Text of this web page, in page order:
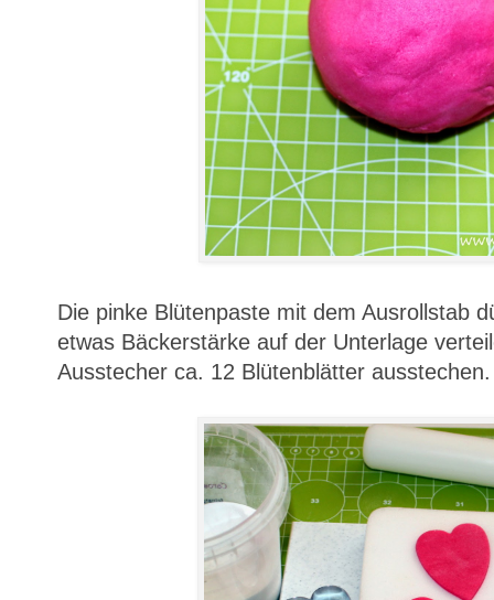
Die pinke Blütenpaste mit dem Ausrollstab
etwas Bäckerstärke auf der Unterlage
Ausstecher ca. 12 Blütenblätter ausstechen.